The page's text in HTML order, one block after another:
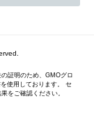
証明のため、GMOグロ
使用しております。 セ
をご確認ください。